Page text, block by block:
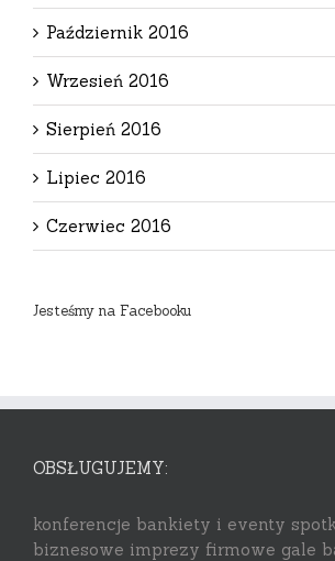
Październik 2016
Wrzesień 2016
Sierpień 2016
Lipiec 2016
Czerwiec 2016
Jesteśmy na Facebooku
OBSŁUGUJEMY:
konferencje bankiety i eventy
biznesowe imprezy firmowe gale